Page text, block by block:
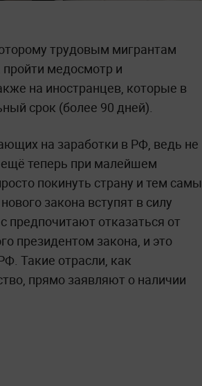
трудовым мигрантам
пройти медосмотр и
на иностранцев, которые в
срок (более 90 дней).
на заработки в РФ, ведь не
теперь при малейшем
покинуть страну и тем
закона вступят в силу
предпочитают отказаться от
президентом закона, и это
Такие отрасли, как
прямо заявляют о наличии